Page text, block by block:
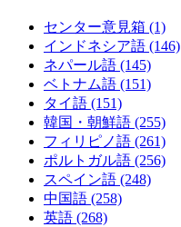
センター意見箱 (1)
インドネシア語 (146)
ネパール語 (145)
ベトナム語 (151)
タイ語 (151)
韓国・朝鮮語 (255)
フィリピノ語 (261)
ポルトガル語 (256)
スペイン語 (248)
中国語 (258)
英語 (268)